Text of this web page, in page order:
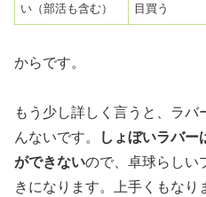
い（部活も含む）
目買う
からです。
もう少し詳しく言うと、ラ
んないです。
しょぼいラバー
ができないので、卓球らしい
きになります。上手くもな